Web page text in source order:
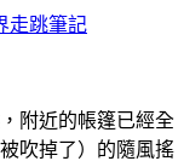
走跳筆記
附近的帳篷已經全
吹掉了）的隨風搖